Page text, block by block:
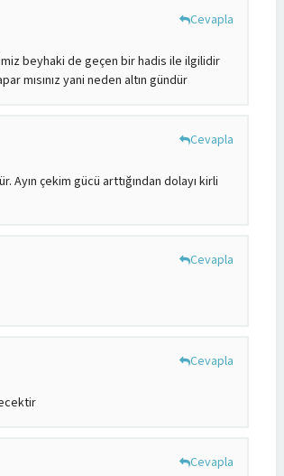
beyhaki de geçen bir hadis ile ilgilidir
mısınız yani neden altın gündür
Cevapla
Ayın çekim gücü arttığından dolayı kirli
Cevapla
Cevapla
Cevapla
Cevapla